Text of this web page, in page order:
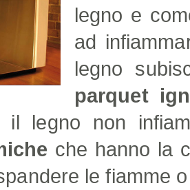
legno e
ad
legno
parquet
il legno non
che hanno la
le fiamme